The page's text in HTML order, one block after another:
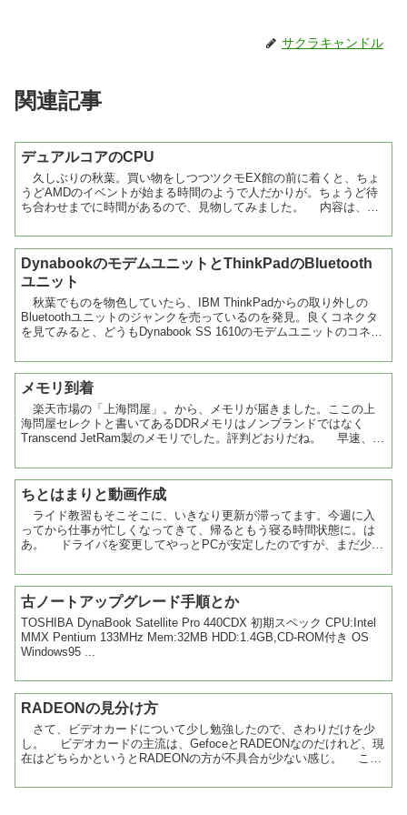
サクラキャンドル
関連記事
デュアルコアのCPU
久しぶりの秋葉。買い物をしつつツクモEX館の前に着くと、ちょ
うどAMDのイベントが始まる時間のようで人だかりが。ちょうど待
ち合わせまでに時間があるので、見物してみました。 内容は、
DynabookのモデムユニットとThinkPadのBluetooth
ユニット
秋葉でものを物色していたら、IBM ThinkPadからの取り外しの
Bluetoothユニットのジャンクを売っているのを発見。良くコネクタ
を見てみると、どうもDynabook SS 1610のモデムユニットのコネク
メモリ到着
楽天市場の「上海問屋」。から、メモリが届きました。ここの上
海問屋セレクトと書いてあるDDRメモリはノンブランドではなく
Transcend JetRam製のメモリでした。評判どおりだね。 早速、
ちとはまりと動画作成
ライド教習もそこそこに、いきなり更新が滞ってます。今週に入
ってから仕事が忙しくなってきて、帰るともう寝る時間状態に。は
あ。 ドライバを変更してやっとPCが安定したのですが、まだ少し
古ノートアップグレード手順とか
TOSHIBA DynaBook Satellite Pro 440CDX 初期スペック CPU:Intel
MMX Pentium 133MHz Mem:32MB HDD:1.4GB,CD-ROM付き OS
Windows95 ...
RADEONの見分け方
さて、ビデオカードについて少し勉強したので、さわりだけを少
し。 ビデオカードの主流は、GefoceとRADEONなのだけれど、現
在はどちらかというとRADEONの方が不具合が少ない感じ。 これ